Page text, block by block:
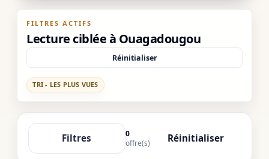
FILTRES ACTIFS
Lecture ciblée à Ouagadougou
Réinitialiser
TRI - LES PLUS VUES
Filtres
0
offre(s)
Réinitialiser